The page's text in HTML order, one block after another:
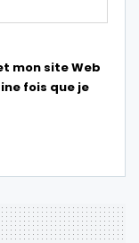
mon site Web
fois que je